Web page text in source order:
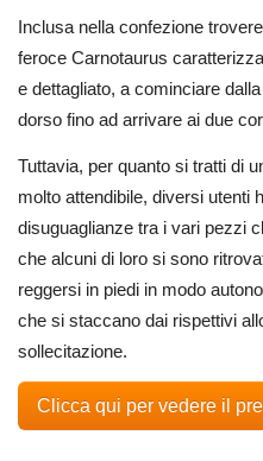
Inclusa nella confezione
feroce Carnotaurus
e dettagliato, a cominciare
dorso fino ad arrivare ai due
Tuttavia, per quanto si tratti di
molto attendibile, diversi utenti
disuguaglianze tra i vari pezzi
che alcuni di loro si sono
reggersi in piedi in modo
che si staccano dai rispettivi
sollecitazione.
Clicca qui per vedere il